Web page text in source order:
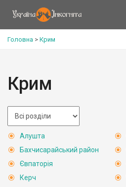
Головна > Крим
Крим
Алушта
Бахчисарайський район
Євпаторія
Керч